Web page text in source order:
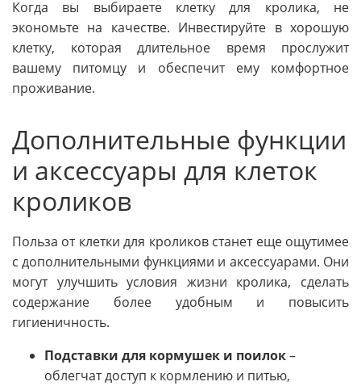
Когда вы выбираете клетку для кролика, не
экономьте на качестве. Инвестируйте в хорошую
клетку, которая длительное время прослужит
вашему питомцу и обеспечит ему комфортное
проживание.
Дополнительные функции
и аксессуары для клеток
кроликов
Польза от клетки для кроликов станет еще ощутимее
с дополнительными функциями и аксессуарами. Они
могут улучшить условия жизни кролика, сделать
содержание более удобным и повысить
гигиеничность.
Подставки для кормушек и поилок–
облегчат доступ к кормлению и питью,